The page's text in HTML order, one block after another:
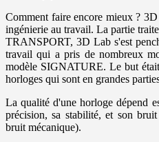
Comment faire encore mieux ?
ingénierie au travail. La partie
TRANSPORT, 3D Lab s'est
travail qui a pris de nombreux
modèle SIGNATURE. Le but
horloges qui sont en grandes
La qualité d'une horloge dépend
précision, sa stabilité, et son
bruit mécanique).